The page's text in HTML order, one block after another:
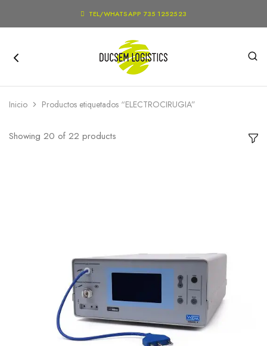
 TEL/WHATSAPP 735 1252523
Inicio Productos etiquetados “ELECTROCIRUGIA”
Showing 20 of 22 products